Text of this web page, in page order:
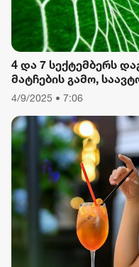
4 და 7 სექტემბერს
მატჩების გამო,
შეიზღუდება
4/9/2025 • 7:06